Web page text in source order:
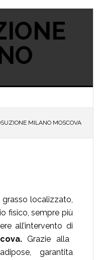
MILANO MOSCOVA
grasso localizzato,
fisico, sempre più
all’intervento di
Grazie alla
garantita